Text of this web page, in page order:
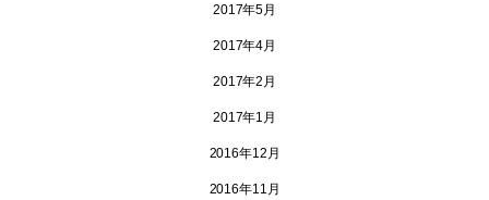
2017年5月
2017年4月
2017年2月
2017年1月
2016年12月
2016年11月